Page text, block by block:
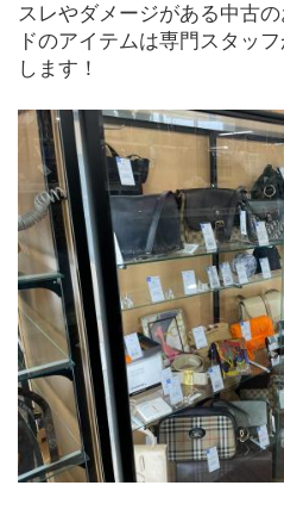
スレやダメージがある中古
ドのアイテムは専門スタッ
します！